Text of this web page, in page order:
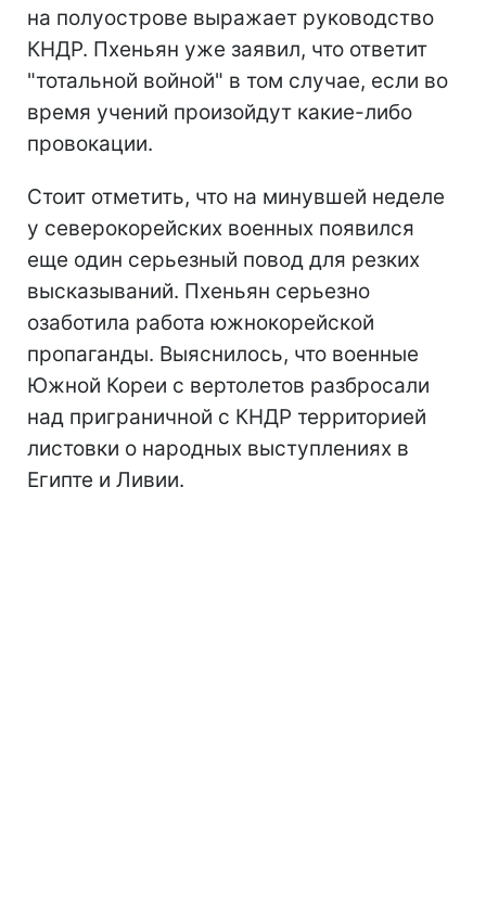
на полуострове выражает руководство
КНДР. Пхеньян уже заявил, что ответит
"тотальной войной" в том случае, если во
время учений произойдут какие-либо
провокации.
Стоит отметить, что на минувшей неделе
у северокорейских военных появился
еще один серьезный повод для резких
высказываний. Пхеньян серьезно
озаботила работа южнокорейской
пропаганды. Выяснилось, что военные
Южной Кореи с вертолетов разбросали
над приграничной с КНДР территорией
листовки о народных выступлениях в
Египте и Ливии.